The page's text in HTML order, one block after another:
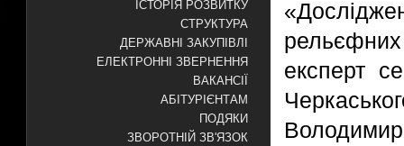
ІСТОРІЯ РОЗВИТКУ
СТРУКТУРА
ДЕРЖАВНІ ЗАКУПІВЛІ
ЕЛЕКТРОННІ ЗВЕРНЕННЯ
ВАКАНСІЇ
АБІТУРІЄНТАМ
ПОДЯКИ
ЗВОРОТНІЙ ЗВ'ЯЗОК
експерт